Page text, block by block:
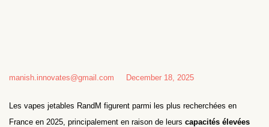
manish.innovates@gmail.com December 18, 2025
Les vapes jetables RandM figurent parmi les plus recherchées en
France en 2025, principalement en raison de leurs capacités élevées